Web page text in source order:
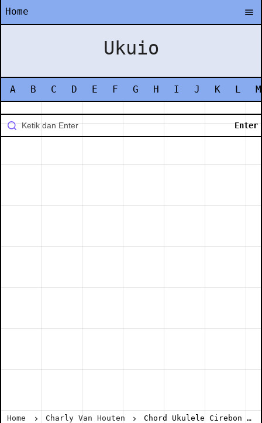
Home
Ukuio
A B C D E F G H I J K L M
Home Charly Van Houten Chord Ukulele Cirebon Adalah Kita - Charly Van Houten